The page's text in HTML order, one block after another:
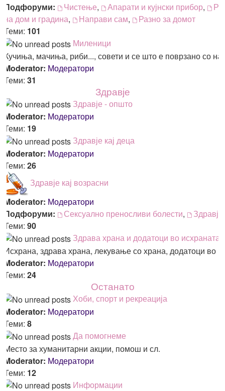
Подфоруми:
Чистење, Апарати и кујнски прибор,
на дом и градина, Направи сам,
Разно за домот
Теми: 101
Миленици
Кучиња, мачиња, риби..., совети и се што е поврзано со
Moderator: Модератори
Теми: 31
Здравје
Здравје - општо
Moderator: Модератори
Теми: 19
Здравје кај деца
Moderator: Модератори
Теми: 26
Здравје кај возрасни
Moderator: Модератори
Подфоруми:
Сексуално преносливи болести,
Здравје
Теми: 90
Здрава храна и додатоци во исхраната
Исхрана, здрава храна, лекување со храна, додатоци во
Moderator: Модератори
Теми: 24
Останато
Хоби, спорт и рекреација
Moderator: Модератори
Теми: 8
Да помогнеме
Место за хуманитарни акции, помош и сл.
Moderator: Модератори
Теми: 12
Информации